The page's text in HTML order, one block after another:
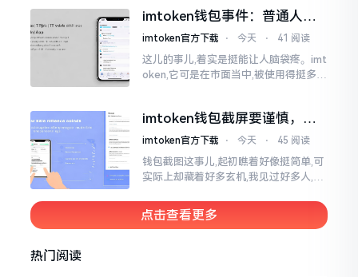
急得连连跺脚。实际上讲
imtoken钱包事件：普通人该
咋办？
imtoken官方下载 ⋅ 今天 ⋅ 41 阅读
这儿的事儿,着实是挺能让人脑袋疼。imt
oken,它可是在市面当中,被使用得挺多的
imtoken钱包截屏要谨慎，别
把隐私当儿戏
imtoken官方下载 ⋅ 今天 ⋅ 45 阅读
钱包截图这事儿,起初瞧着好像挺简单,可
实际上却藏着好多玄机,我见过好多人,总
者群聊里,结果账号被盗,资产也没了,要晓
得
点击查看更多
热门阅读